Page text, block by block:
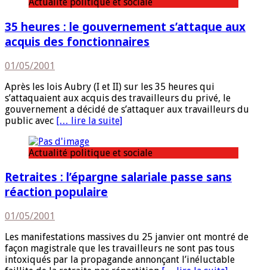
35 heures : le gouvernement s’attaque aux
acquis des fonctionnaires
01/05/2001
Après les lois Aubry (I et II) sur les 35 heures qui
s’attaquaient aux acquis des travailleurs du privé, le
gouvernement a décidé de s’attaquer aux travailleurs du
public avec [… lire la suite]
Actualité politique et sociale
Retraites : l’épargne salariale passe sans
réaction populaire
01/05/2001
Les manifestations massives du 25 janvier ont montré de
façon magistrale que les travailleurs ne sont pas tous
intoxiqués par la propagande annonçant l’inéluctable